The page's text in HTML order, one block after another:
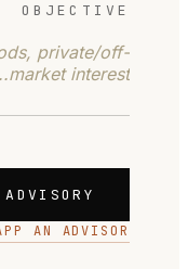
OBJECTIVE
AN ADVISOR